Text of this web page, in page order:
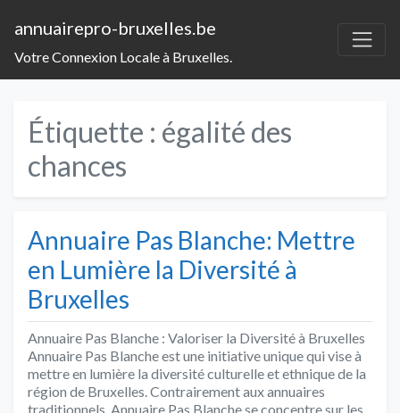
annuairepro-bruxelles.be
Votre Connexion Locale à Bruxelles.
Étiquette : égalité des
chances
Annuaire Pas Blanche: Mettre
en Lumière la Diversité à
Bruxelles
Annuaire Pas Blanche : Valoriser la Diversité à Bruxelles
Annuaire Pas Blanche est une initiative unique qui vise à
mettre en lumière la diversité culturelle et ethnique de la
région de Bruxelles. Contrairement aux annuaires
traditionnels, Annuaire Pas Blanche se concentre sur les